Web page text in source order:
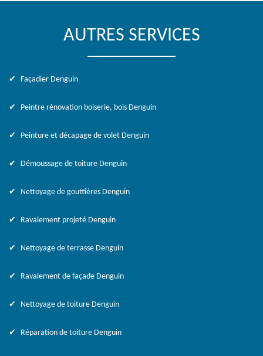
AUTRES SERVICES
Façadier Denguin
Peintre rénovation boiserie, bois Denguin
Peinture et décapage de volet Denguin
Démoussage de toiture Denguin
Nettoyage de gouttières Denguin
Ravalement projeté Denguin
Nettoyage de terrasse Denguin
Ravalement de façade Denguin
Nettoyage de toiture Denguin
Réparation de toiture Denguin